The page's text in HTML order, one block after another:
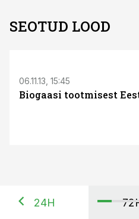
SEOTUD LOOD
06.11.13, 15:45
Biogaasi tootmisest
24H